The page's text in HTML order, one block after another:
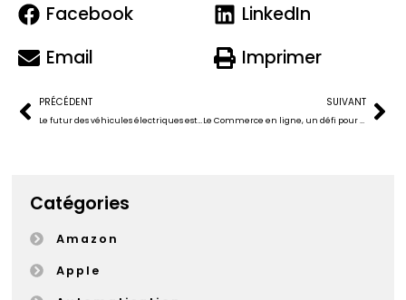
Facebook
LinkedIn
Email
Imprimer
PRÉCÉDENT
Le futur des véhicules électriques est ici
SUIVANT
Le Commerce en ligne, un défi pour l’ achat local
Catégories
Amazon
Apple